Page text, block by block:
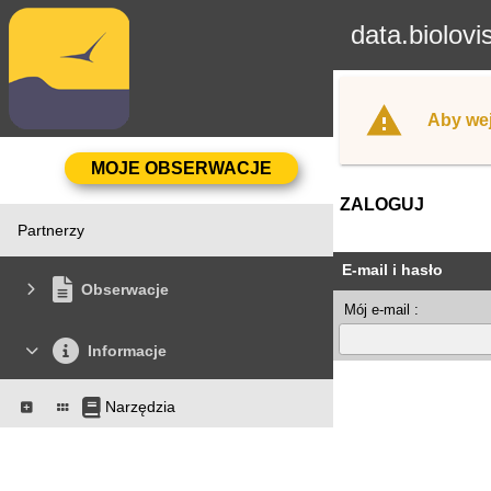
Partnerzy
Obserwacje
Informacje
Narzędzia
Aby
ZALOGUJ
E-mail i hasło
Mój e-mail :